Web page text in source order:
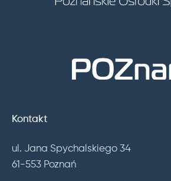
Kontakt
ul. Jana Spychalskiego 34
61-553 Poznań